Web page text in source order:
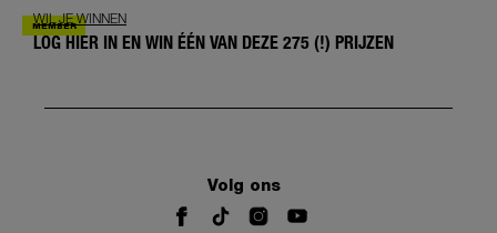
WIL JE WINNEN
LOG HIER IN EN WIN ÉÉN VAN DEZE 275 (!) PRIJZEN
Volg ons